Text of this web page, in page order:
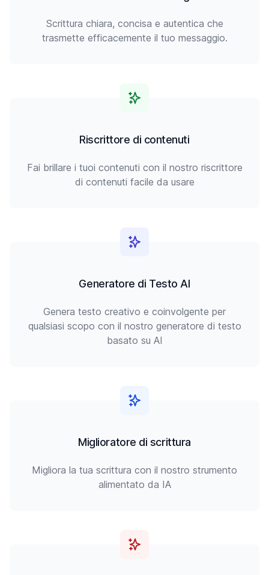
Scrittura chiara, concisa e autentica che
trasmette efficacemente il tuo messaggio.
Riscrittore di contenuti
Fai brillare i tuoi contenuti con il nostro riscrittore
di contenuti facile da usare
Generatore di Testo AI
Genera testo creativo e coinvolgente per
qualsiasi scopo con il nostro generatore di testo
basato su AI
Miglioratore di scrittura
Migliora la tua scrittura con il nostro strumento
alimentato da IA